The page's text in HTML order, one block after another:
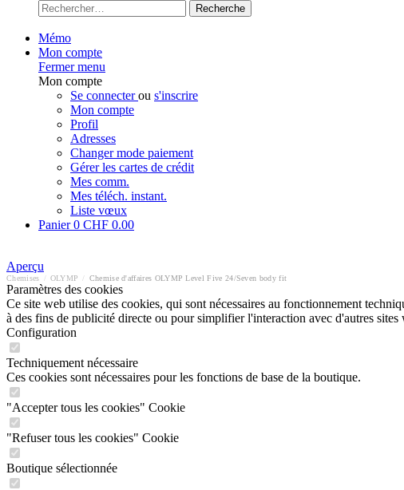
Recherche
Mémo
Mon compte
Fermer menu
Mon compte
Se connecterou s'inscrire
Mon compte
Profil
Adresses
Changer mode paiement
Gérer les cartes de crédit
Mes comm.
Mes téléch. instant.
Liste vœux
Panier0 CHF 0.00
Aperçu
Chemises OLYMP Chemise d'affaires OLYMP Level Five 24/Seven body fit
Paramètres des cookies
Ce site web utilise des cookies, qui sont nécessaires au fonctionnement
à des fins de publicité directe ou pour simplifier l'interaction avec d'autres
Configuration
Techniquement nécessaire
Ces cookies sont nécessaires pour les fonctions de base de la boutique.
"Accepter tous les cookies" Cookie
"Refuser tous les cookies" Cookie
Boutique sélectionnée